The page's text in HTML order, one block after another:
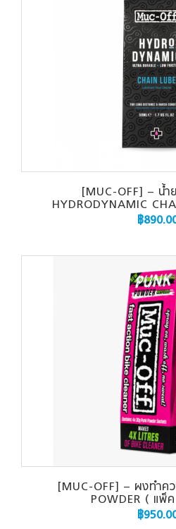
[MUC-OFF] – น้ำ
HYDRODYNAMIC
฿
[MUC-OFF] – ผงทำค
POWDER ( แพ็
฿